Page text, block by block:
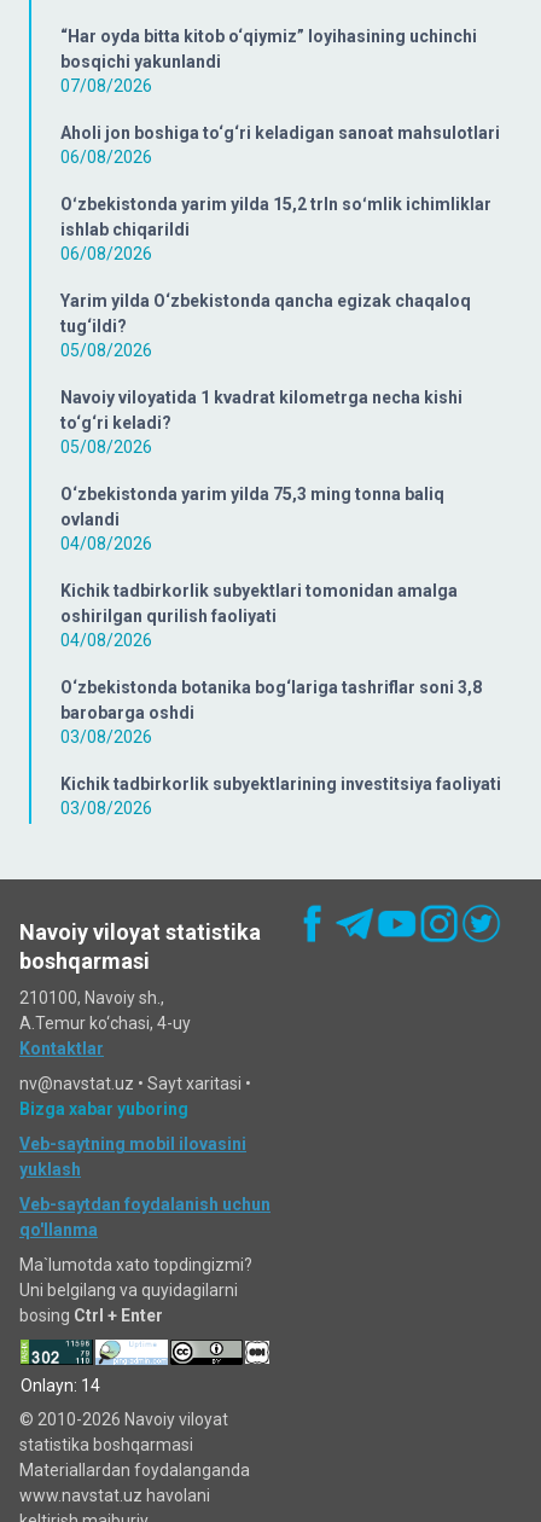
“Har oyda bitta kitob o‘qiymiz” loyihasining uchinchi
bosqichi yakunlandi
07/08/2026
Aholi jon boshiga to‘g‘ri keladigan sanoat mahsulotlari
06/08/2026
Oʻzbekistonda yarim yilda 15,2 trln soʻmlik ichimliklar
ishlab chiqarildi
06/08/2026
Yarim yilda O‘zbekistonda qancha egizak chaqaloq
tug‘ildi?
05/08/2026
Navoiy viloyatida 1 kvadrat kilometrga necha kishi
to‘g‘ri keladi?
05/08/2026
O‘zbekistonda yarim yilda 75,3 ming tonna baliq
ovlandi
04/08/2026
Kichik tadbirkorlik subyektlari tomonidan amalga
oshirilgan qurilish faoliyati
04/08/2026
O‘zbekistonda botanika bog‘lariga tashriflar soni 3,8
barobarga oshdi
03/08/2026
Kichik tadbirkorlik subyektlarining investitsiya faoliyati
03/08/2026
Navoiy viloyat statistika
boshqarmasi
210100, Navoiy sh.,
A.Temur ko‘chаsi, 4-uy
Kontaktlar
nv@navstat.uz • Sayt xaritasi •
Bizga xabar yuboring
Veb-saytning mobil ilovasini
yuklash
Veb-saytdan foydalanish uchun
qo'llanma
Ma`lumotda xato topdingizmi?
Uni belgilang va quyidagilarni
bosing Ctrl + Enter
Onlayn: 14
© 2010-2026 Navoiy viloyat
statistika boshqarmasi
Materiallardan foydalanganda
www.navstat.uz havolani